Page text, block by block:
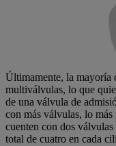
Últimamente, la mayoría
multiválvulas, lo que
de una válvula de
con más válvulas, lo
cuenten con dos
total de cuatro en cada